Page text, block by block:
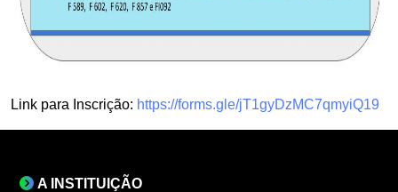
Link para Inscrição: https://forms.gle/jT1gyDzMC7qmyiQ19
A INSTITUIÇÃO